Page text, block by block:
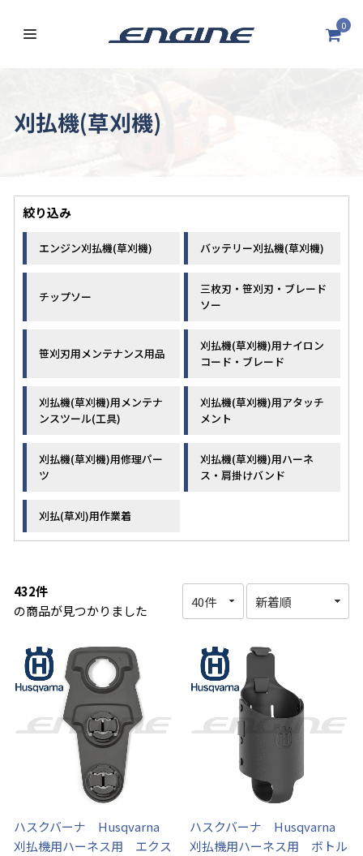
0
刈払機(草刈機)
絞り込み
エンジン刈払機(草刈機) バッテリー刈払機(草刈機)
チップソー
三枚刃・笹刈刃・ブレード
ソー
笹刈刃用メンテナンス用品
刈払機(草刈機)用ナイロン
コード・ブレード
刈払機(草刈機)用メンテナ
ンスツール(工具)
刈払機(草刈機)用アタッチ
メント
刈払機(草刈機)用修理パー
ツ
刈払機(草刈機)用ハーネ
ス・肩掛けバンド
刈払(草刈)用作業着
432件
の商品が見つかりました
ハスクバーナ Husqvarna
刈払機用ハーネス用 エクス
ハスクバーナ Husqvarna
刈払機用ハーネス用 ボトル